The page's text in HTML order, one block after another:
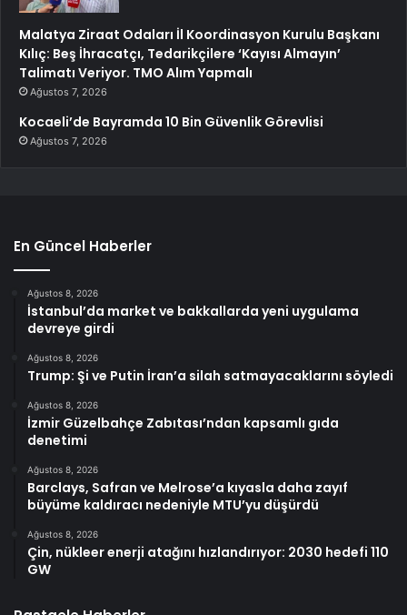
Malatya Ziraat Odaları İl Koordinasyon Kurulu Başkanı
Kılıç: Beş İhracatçı, Tedarikçilere ‘Kayısı Almayın’
Talimatı Veriyor. TMO Alım Yapmalı
Ağustos 7, 2026
Kocaeli’de Bayramda 10 Bin Güvenlik Görevlisi
Ağustos 7, 2026
En Güncel Haberler
Ağustos 8, 2026
İstanbul’da market ve bakkallarda yeni uygulama
devreye girdi
Ağustos 8, 2026
Trump: Şi ve Putin İran’a silah satmayacaklarını söyledi
Ağustos 8, 2026
İzmir Güzelbahçe Zabıtası’ndan kapsamlı gıda
denetimi
Ağustos 8, 2026
Barclays, Safran ve Melrose’a kıyasla daha zayıf
büyüme kaldıracı nedeniyle MTU’yu düşürdü
Ağustos 8, 2026
Çin, nükleer enerji atağını hızlandırıyor: 2030 hedefi 110
GW